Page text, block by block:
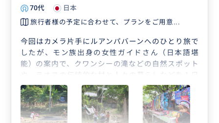
70代
日本
旅行者様の予定に合わせて、プランをご用意...
今回はカメラ片手にルアンパバーンへのひとり旅で
したが、モン族出身の女性ガイドさん（日本語堪
能）の案内で、クワンシーの滝などの自然スポット
や、ラオスの伝統的な村と人々の暮らしなどを１日
かけてゆっくり回る事が出来ました。あらゆる場面
でどこか懐かしい風景に出会えるのがルアンパバー
ンの魅力ですが、プライベートツアーならでは思い
出に残る旅となりました。